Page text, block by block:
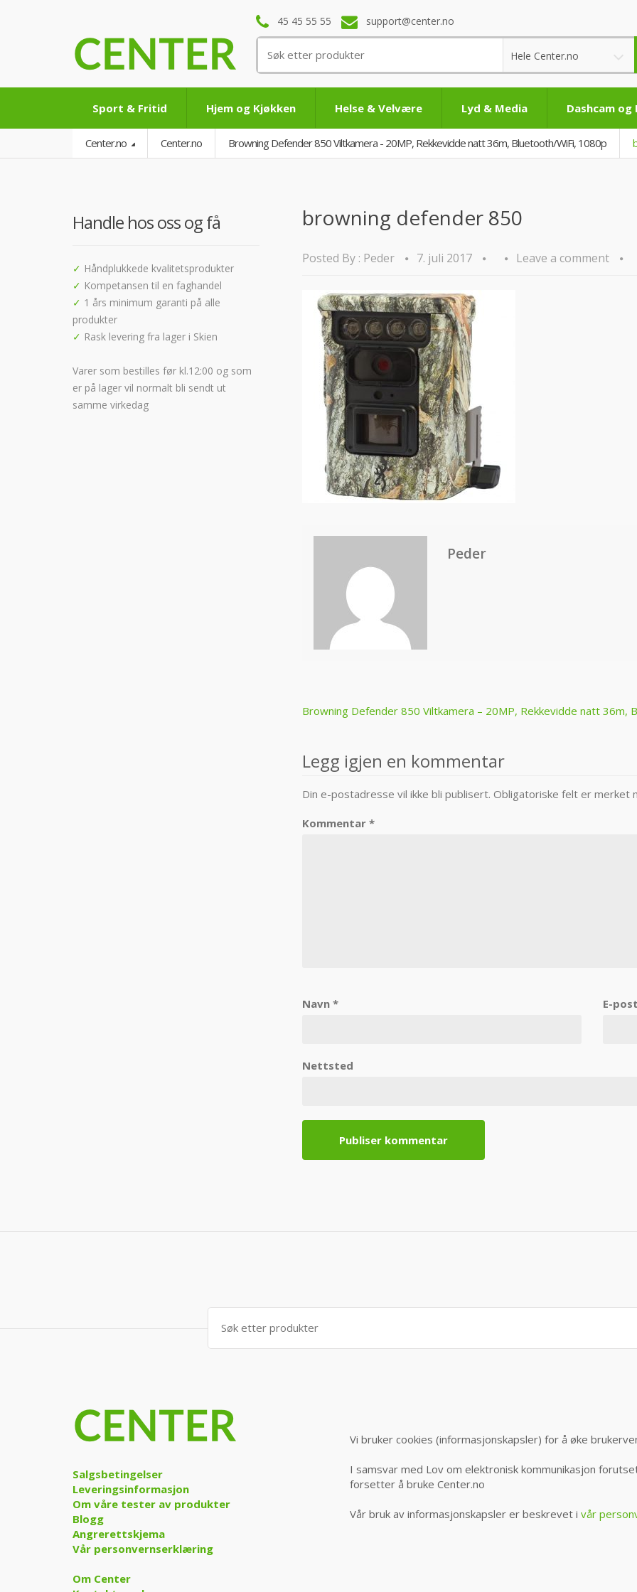
45 45 55 55 support@center.no
etter:
Hele Center.no
Sport & Fritid Hjem og Kjøkken Helse & Velvære Lyd & Media Dashcam og
Center.no Center.no Browning Defender 850 Viltkamera - 20MP, Rekkevidde natt 36m, Bluetooth/WiFi, 1080p
browning defender 850
Posted By : Peder 7. juli 2017 Leave a comment
Peder
Post
Browning Defender 850 Viltkamera – 20MP, Rekkevidde natt 36m,
Legg igjen en kommentar
Din e-postadresse vil ikke bli publisert. Obligatoriske felt er merket
Kommentar *
Navn * E-
Nettsted
Handle hos oss og få
✓ Håndplukkede kvalitetsprodukter
✓ Kompetansen til en faghandel
✓ 1 års minimum garanti på alle
produkter
✓ Rask levering fra lager i Skien
Varer som bestilles før kl.12:00 og som
er på lager vil normalt bli sendt ut
samme virkedag
Søk
etter:
Salgsbetingelser
Leveringsinformasjon
Om våre tester av produkter
Blogg
Angrerettskjema
Vår personvernserklæring
Om Center
Vi bruker cookies (informasjonskapsler) for å øke
I samsvar med Lov om elektronisk kommunikasjon
forsetter å bruke Center.no
Vår bruk av informasjonskapsler er beskrevet i vår